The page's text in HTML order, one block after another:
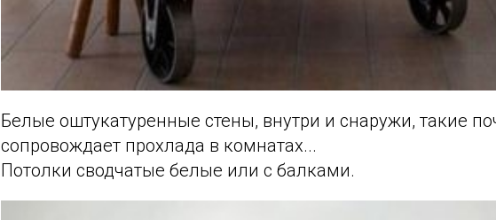
Белые оштукатуренные стены, внутри и снаружи, такие
сопровождает прохлада в комнатах...
Потолки сводчатые белые или с балками.